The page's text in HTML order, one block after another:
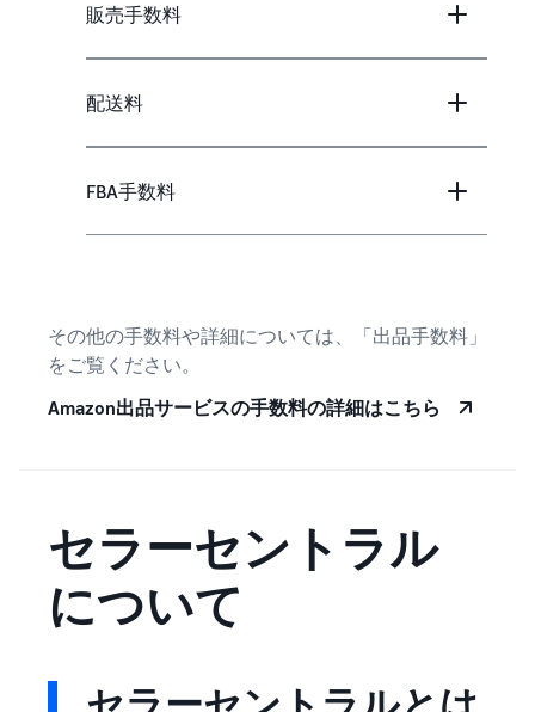
販売手数料
配送料
FBA手数料
その他の手数料や詳細については、「出品手数料」
をご覧ください。
Amazon出品サービスの手数料の詳細はこちら
セラーセントラル
について